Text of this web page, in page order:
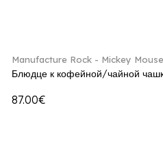
Manufacture Rock - Mickey Mouse
Блюдце к кофейной/чайной
87.00€